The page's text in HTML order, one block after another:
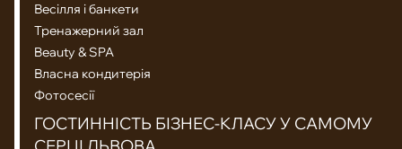
Весілля і банкети
Тренажерний зал
Beauty & SPA
Власна кондитерія
Фотосесії
ГОСТИННІСТЬ БІЗНЕС-КЛАСУ У САМОМУ